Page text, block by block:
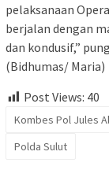
pelaksanaan
berjalan dengan
dan kondusif,”
(Bidhumas/ Maria)
Post Views: 40
Kombes Pol Jules
Polda Sulut